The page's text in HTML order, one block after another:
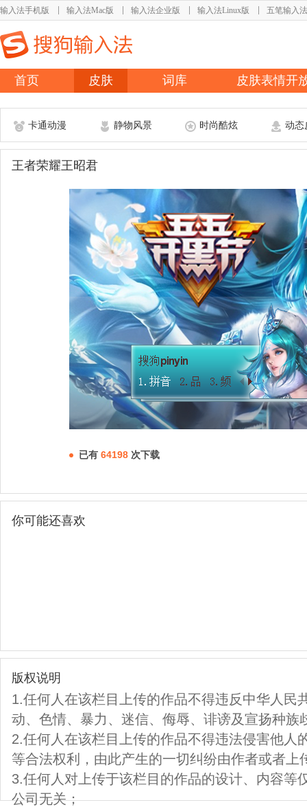
输入法手机版 输入法Mac版 输入法企业版 输入法Linux版 五笔输入法
首页 皮肤 词库 皮肤表情开
卡通动漫 静物风景 时尚酷炫 动态
王者荣耀王昭君
已有 64198 次下载
你可能还喜欢
版权说明
1.任何人在该栏目上传的作品不得违反中华人民
动、色情、暴力、迷信、侮辱、诽谤及宣扬种族
2.任何人在该栏目上传的作品不得违法侵害他人
等合法权利，由此产生的一切纠纷由作者或者上
3.任何人对上传于该栏目的作品的设计、内容等
公司无关；